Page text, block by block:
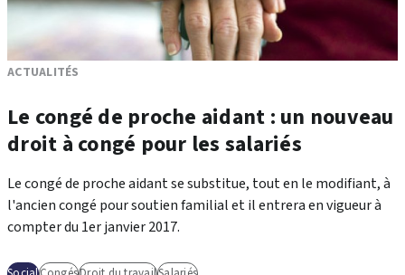
ACTUALITÉS
Le congé de proche aidant : un nouveau
droit à congé pour les salariés
Le congé de proche aidant se substitue, tout en le modifiant, à
l'ancien congé pour soutien familial et il entrera en vigueur à
compter du 1er janvier 2017.